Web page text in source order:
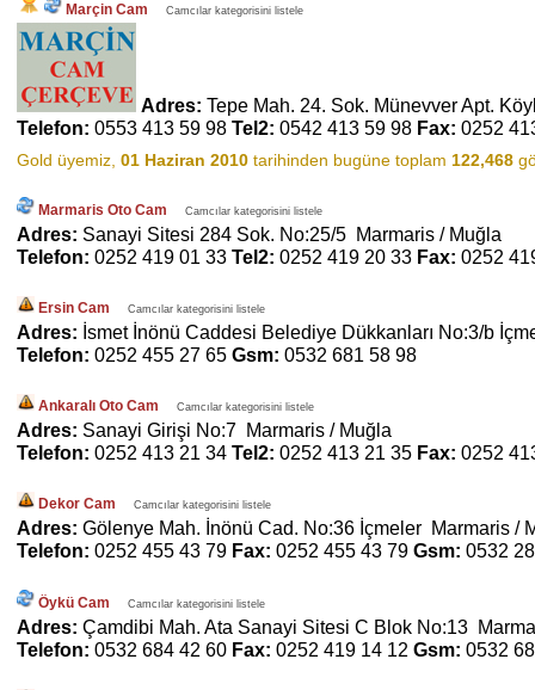
Marçin Cam Camcılar kategorisini listele
Adres: Tepe Mah. 24. Sok. Münevver Apt.
Telefon: 0553 413 59 98 Tel2: 0542 413 59 98 Fax: 0252
Gold üyemiz, 01 Haziran 2010 tarihinden bugüne toplam 122,468
Marmaris Oto Cam Camcılar kategorisini listele
Adres: Sanayi Sitesi 284 Sok. No:25/5 Marmaris / Muğla
Telefon: 0252 419 01 33 Tel2: 0252 419 20 33 Fax: 0252
Ersin Cam Camcılar kategorisini listele
Adres: İsmet İnönü Caddesi Belediye Dükkanları No:3/b
Telefon: 0252 455 27 65 Gsm: 0532 681 58 98
Ankaralı Oto Cam Camcılar kategorisini listele
Adres: Sanayi Girişi No:7 Marmaris / Muğla
Telefon: 0252 413 21 34 Tel2: 0252 413 21 35 Fax: 0252
Dekor Cam Camcılar kategorisini listele
Adres: Gölenye Mah. İnönü Cad. No:36 İçmeler Marmaris /
Telefon: 0252 455 43 79 Fax: 0252 455 43 79 Gsm: 0532
Öykü Cam Camcılar kategorisini listele
Adres: Çamdibi Mah. Ata Sanayi Sitesi C Blok No:13
Telefon: 0532 684 42 60 Fax: 0252 419 14 12 Gsm: 0532